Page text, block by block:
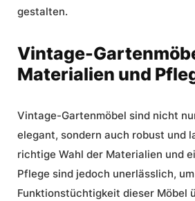
gestalten.
Vintage-
Materialien und
Vintage-Gartenmöbel sind nicht
elegant, sondern auch robust und
richtige Wahl der Materialien und
Pflege sind jedoch unerlässlich,
Funktionstüchtigkeit dieser Möbel